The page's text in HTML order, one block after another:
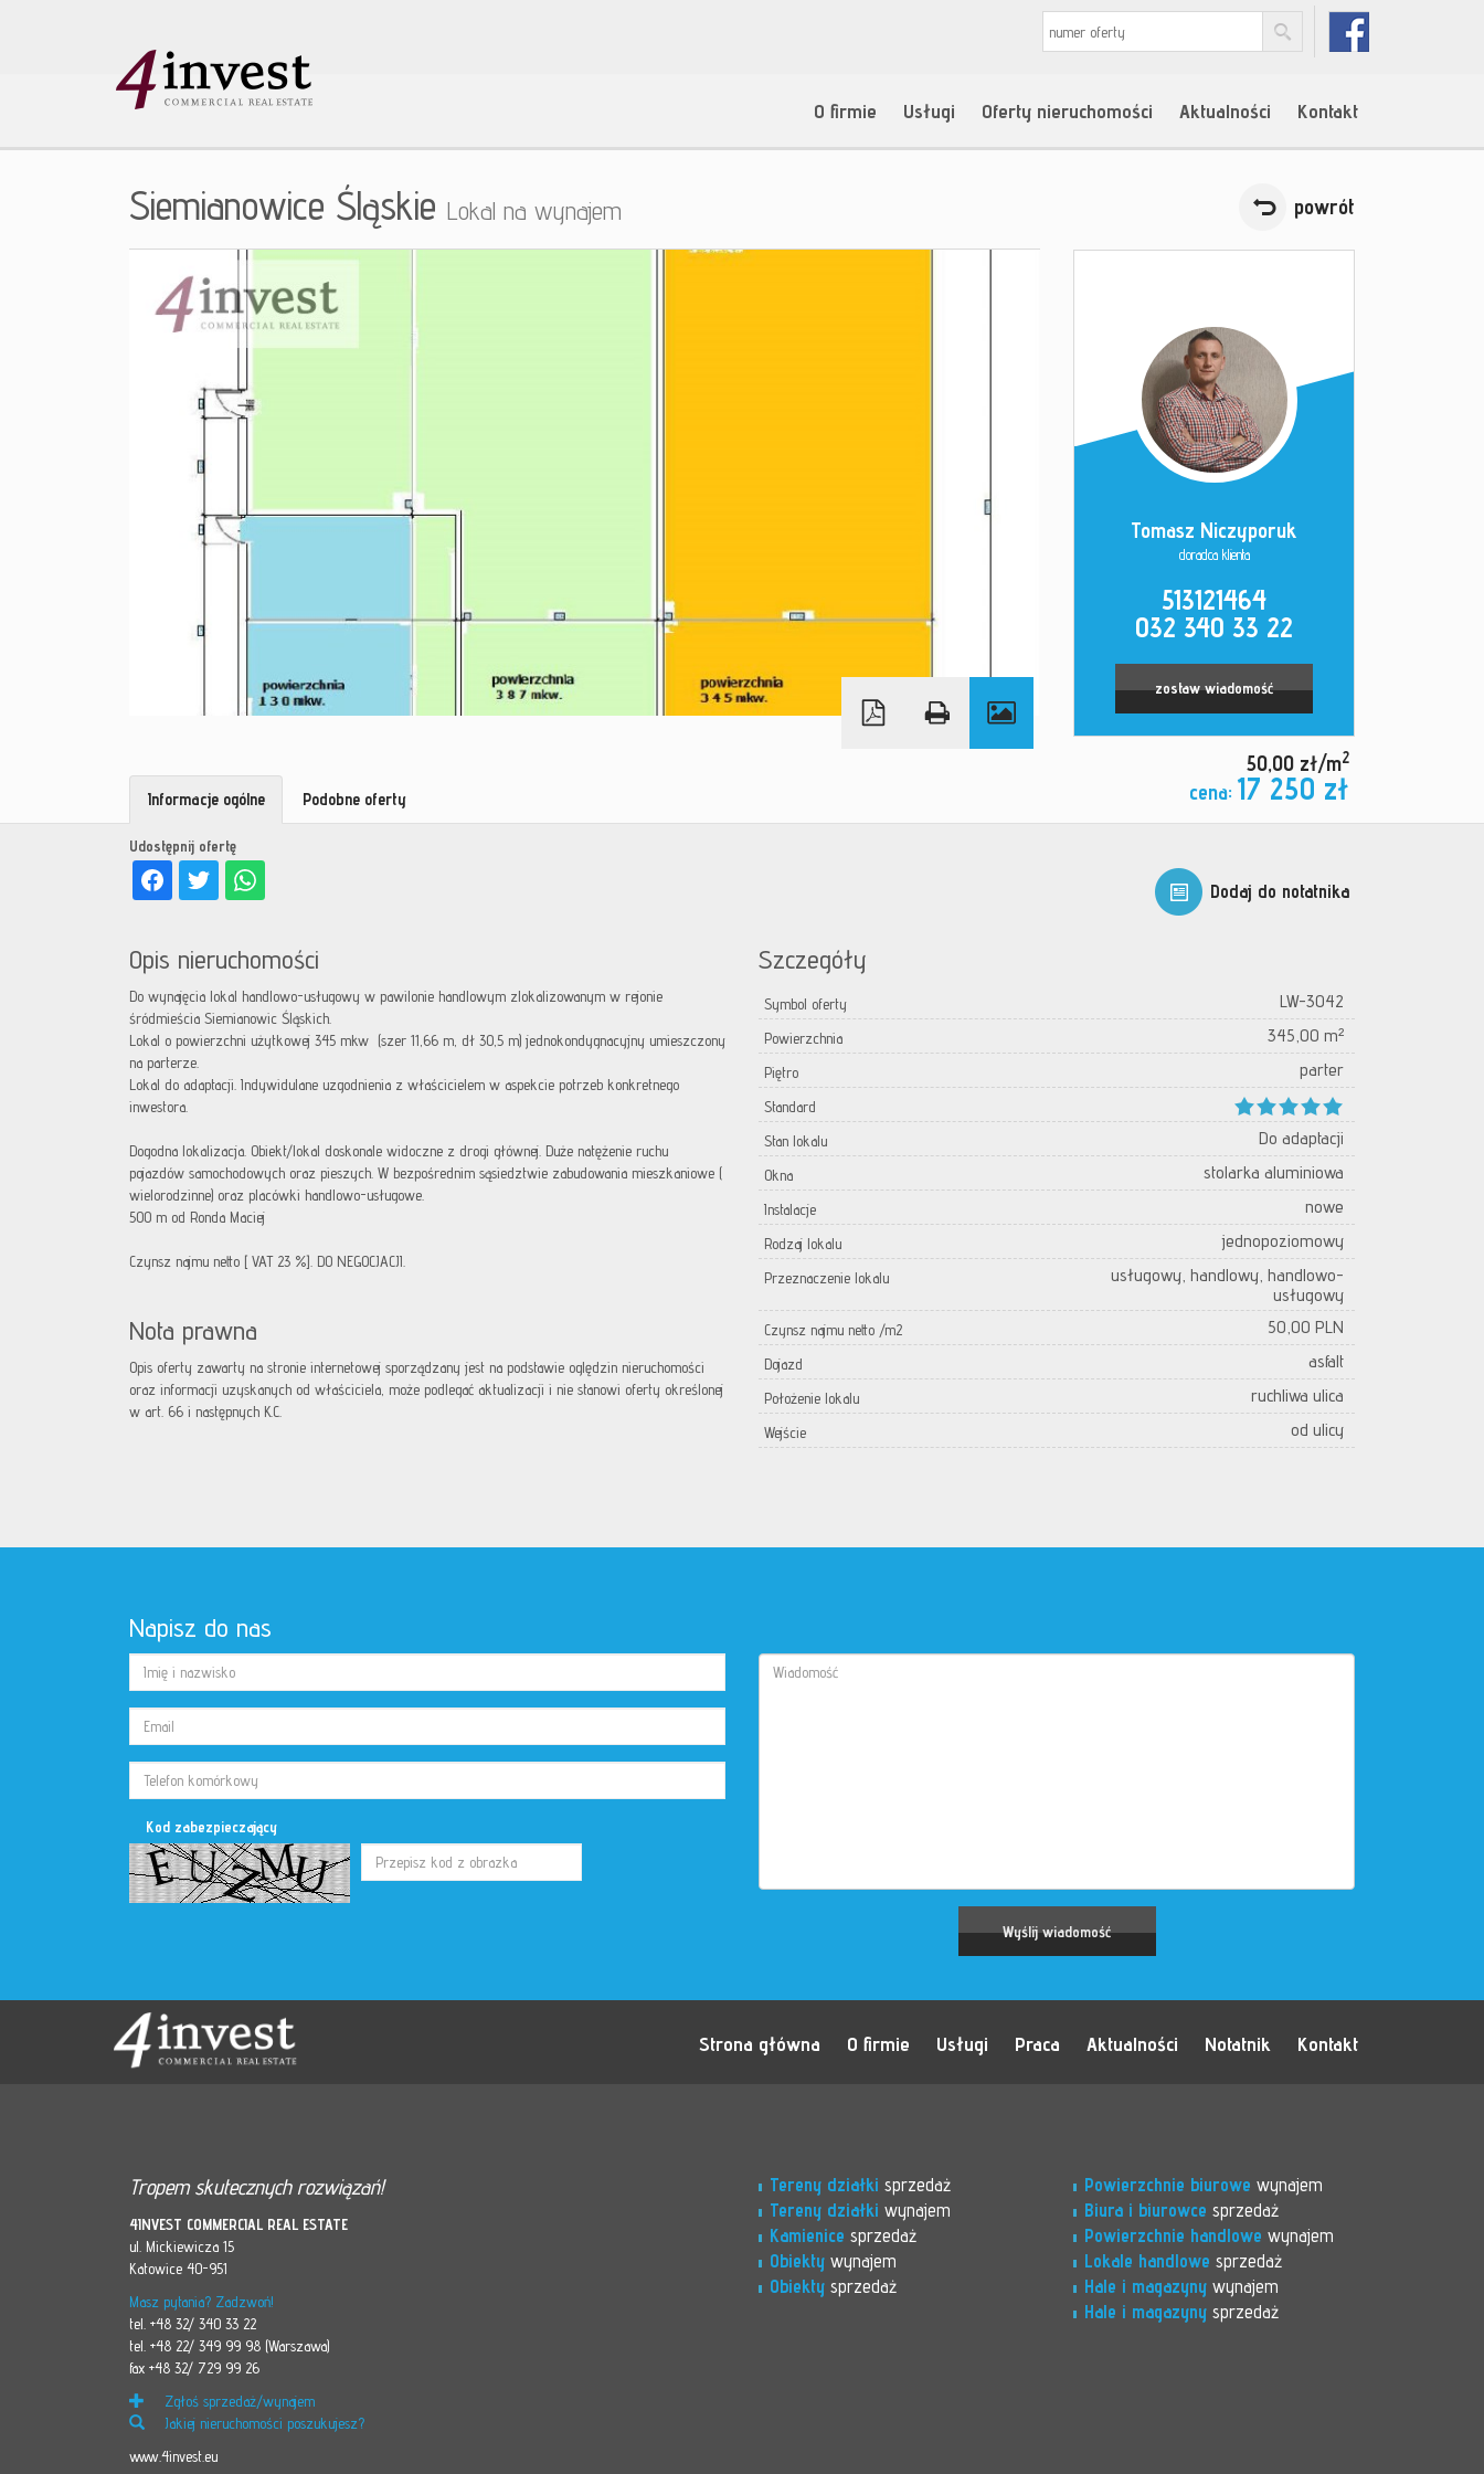
O firmie Usługi Oferty nieruchomości Aktualności Kontakt
Siemianowice Śląskie Lokal na wynajem powrót
Tomasz Niczyporuk
doradca klienta
513121464
032 340 33 22
zostaw wiadomość
50,00 zł/m2
cena: 17 250 zł
Dodaj do notatnika
Udostępnij ofertę
Informacje ogólne Podobne oferty
Opis nieruchomości
Do wynajęcia lokal handlowo-usługowy w pawilonie handlowym zlokalizowanym w rejonie
śródmieścia Siemianowic Śląskich.
Lokal o powierzchni użytkowej 345 mkw (szer 11,66 m, dł 30,5 m) jednokondygnacyjny umieszczony
na parterze.
Lokal do adaptacji. Indywidulane uzgodnienia z właścicielem w aspekcie potrzeb konkretnego
inwestora.
Dogodna lokalizacja. Obiekt/lokal doskonale widoczne z drogi głównej. Duże natężenie ruchu
pojazdów samochodowych oraz pieszych. W bezpośrednim sąsiedztwie zabudowania mieszkaniowe (
wielorodzinne) oraz placówki handlowo-usługowe.
500 m od Ronda Maciej
Czynsz najmu netto [ VAT 23 %]. DO NEGOCJACJI.
Nota prawna
Opis oferty zawarty na stronie internetowej sporządzany jest na podstawie oględzin nieruchomości
oraz informacji uzyskanych od właściciela, może podlegać aktualizacji i nie stanowi oferty określonej
w art. 66 i następnych K.C.
Szczegóły
Symbol oferty LW-3042
Powierzchnia 345,00 m²
Piętro parter
Standard
Stan lokalu
Do adaptacji
Okna stolarka aluminiowa
Instalacje nowe
Rodzaj lokalu jednopoziomowy
Przeznaczenie lokalu
usługowy, handlowy, handlowo-
usługowy
Czynsz najmu netto /m2 50,00 PLN
Dojazd asfalt
Położenie lokalu ruchliwa ulica
Wejście od ulicy
Napisz do nas
Kod zabezpieczający
Strona główna O firmie Usługi Praca Aktualności Notatnik Kontakt
Tropem skutecznych rozwiązań!
4INVEST COMMERCIAL REAL ESTATE
ul. Mickiewicza 15
Katowice 40-951
Masz pytania? Zadzwoń!
tel. +48 32/ 340 33 22
tel. +48 22/ 349 99 98 (Warszawa)
fax +48 32/ 729 99 26
Zgłoś sprzedaż/wynajem
Jakiej nieruchomości poszukujesz?
www.4invest.eu
Tereny działki sprzedaż
Tereny działki wynajem
Kamienice sprzedaż
Obiekty wynajem
Obiekty sprzedaż
Powierzchnie biurowe wynajem
Biura i biurowce sprzedaż
Powierzchnie handlowe wynajem
Lokale handlowe sprzedaż
Hale i magazyny wynajem
Hale i magazyny sprzedaż